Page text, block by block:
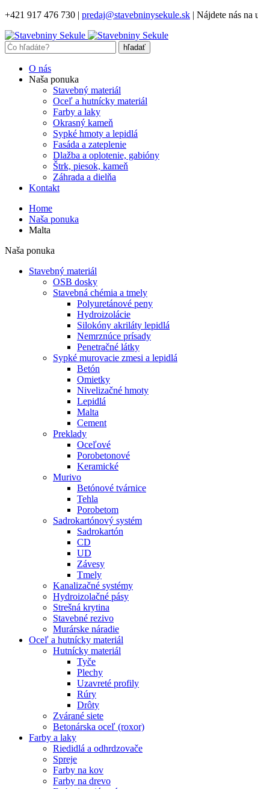
+421 917 476 730 | predaj@stavebninysekule.sk | Nájdete nás na
O nás
Naša ponuka
Stavebný materiál
Oceľ a hutnícky materiál
Farby a laky
Okrasný kameň
Sypké hmoty a lepidlá
Fasáda a zateplenie
Dlažba a oplotenie, gabióny
Štrk, piesok, kameň
Záhrada a dielňa
Kontakt
Home
Naša ponuka
Malta
Naša ponuka
Stavebný materiál
OSB dosky
Stavebná chémia a tmely
Polyuretánové peny
Hydroizolácie
Silokóny akriláty lepidlá
Nemrznúce prísady
Penetračné látky
Sypké murovacie zmesi a lepidlá
Betón
Omietky
Nivelizačné hmoty
Lepidlá
Malta
Cement
Preklady
Oceľové
Porobetonové
Keramické
Murivo
Betónové tvárnice
Tehla
Porobetom
Sadrokartónový systém
Sadrokartón
CD
UD
Závesy
Tmely
Kanalizačné systémy
Hydroizolačné pásy
Strešná krytina
Stavebné rezivo
Murárske náradie
Oceľ a hutnícky materiál
Hutnícky materiál
Tyče
Plechy
Uzavreté profily
Rúry
Drôty
Zvárané siete
Betonárska oceľ (roxor)
Farby a laky
Riedidlá a odhrdzovače
Spreje
Farby na kov
Farby na drevo